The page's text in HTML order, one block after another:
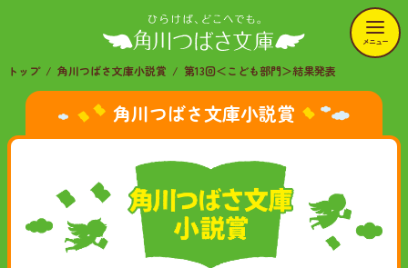
メニュー
トップ 角川つばさ文庫小説賞 第13回＜こども部門＞結果発表
角川つばさ文庫小説賞